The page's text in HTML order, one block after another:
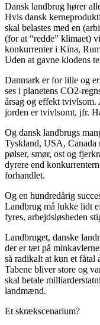
Dansk landbrug hører
Hvis dansk
skal belastes med en
(for at “redde” klimaet)
konkurrenter i Kina,
Uden at gavne klodens
Danmark er for lille og
ses i planetens CO2-
årsag og effekt tvivlsom.
jorden er tvivlsomt, jfr.
Og dansk landbrugs
Tyskland, USA, Canada
pølser, smør, ost og
dyrere end
forhandlet.
Og en hundredårig
Landbrug må lukke lidt
fyres, arbejdsløsheden
Landbruget, danske
der er tæt på
så radikalt at kun et
Tabene bliver store og
skal betale
landmænd.
Et skrækscenarium?